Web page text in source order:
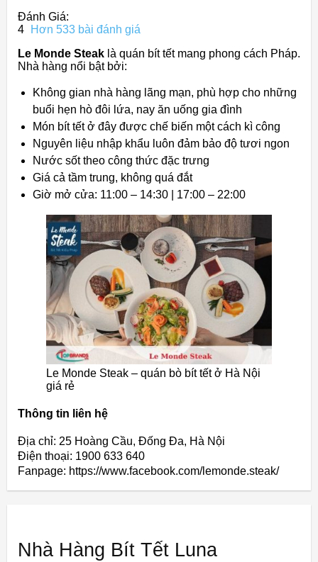
Đánh Giá:
4
Hơn 533 bài đánh giá
Le Monde Steak là quán bít tết mang phong cách Pháp.
Nhà hàng nổi bật bởi:
Không gian nhà hàng lãng mạn, phù hợp cho những
buổi hẹn hò đôi lứa, nay ăn uống gia đình
Món bít tết ở đây được chế biến một cách kì công
Nguyên liệu nhập khẩu luôn đảm bảo độ tươi ngon
Nước sốt theo công thức đặc trưng
Giá cả tầm trung, không quá đắt
Giờ mở cửa: 11:00 – 14:30 | 17:00 – 22:00
Le Monde Steak – quán bò bít tết ở Hà Nội
giá rẻ
Thông tin liên hệ
Địa chỉ: 25 Hoàng Cầu, Đống Đa, Hà Nội
Điện thoại: 1900 633 640
Fanpage: https://www.facebook.com/lemonde.steak/
Nhà Hàng Bít Tết Luna